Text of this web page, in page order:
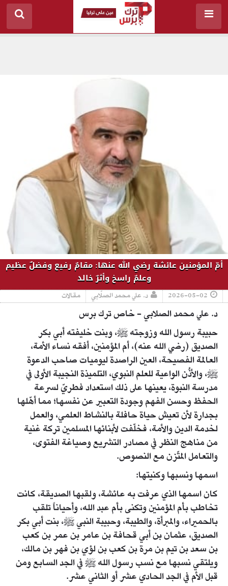
أمّ المؤمنين عائشة رضي الله عنها: مقامٌ رفيع وفضلٌ عظيم
وعلمٌ راسخ وأثرٌ خالد
2026-05-02 د. علي محمد الصلّابي مقالات
د. علي محمد الصلابي - خاص ترك برس
حبيبة رسول الله وزوجته ﷺ، وبنت خليفته أبي بكر
الصديق (رضي الله عنه)، أم المؤمنين، أفقه نساء الأمة،
العالمة الفصيحة، العين الراصدة ليوميات صاحب الدعوة
ﷺ، والأذُن الواعية للعلم النبوي، التلميذة النجيبة الأولى في
مدرسة النبوة، يعينها على ذلك استعداد فطريّ لسرعة
الحفظ وحسن الفهم وجودة التعبير عن نفسها؛ مما أهّلها
بجدارة لأن تعيش حياة حافلة بالنشاط العلمي، والعمل
لخدمة الدين والأمة، فخلّفت لأبنائها المسلمين تركة غنية
من مناهج النظر في مصادر التشريع وصياغة الفتوى،
والتعامل المتّزن مع النصوص.
اسمها ونسبها وكنيتها:
كان اسمها الذي عرفت به عائشة، ولقبها الصديقة، كانت
تخاطب بأم المؤمنين وتكنى بأم عبد الله، وأحياناً تلقب
بالحميراء، والمبرأة، والطيبة، وحبيبة النبي ﷺ، بنت أبي بكر
الصديق، عثمان بن أبي قحافة بن عامر بن عمر بن كعب
بن سعد بن تيم بن مرة بن كعب بن لؤي بن فهر بن مالك،
ويلتقي نسبها مع نسب رسول الله ﷺ في الجد السابع ومن
قبل الأم في الجد الحادي عشر أو الثاني عشر.